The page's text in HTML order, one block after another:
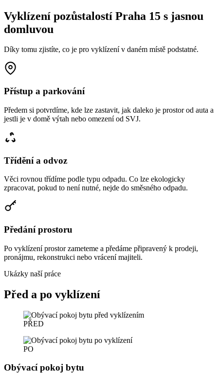
Vyklízení pozůstalostí Praha 15 s jasnou
domluvou
Díky tomu zjistíte, co je pro vyklízení v daném místě podstatné.
Přístup a parkování
Předem si potvrdíme, kde lze zastavit, jak daleko je prostor od auta a
jestli je v domě výtah nebo omezení od SVJ.
Třídění a odvoz
Věci rovnou třídíme podle typu odpadu. Co lze ekologicky
zpracovat, pokud to není nutné, nejde do směsného odpadu.
Předání prostoru
Po vyklízení prostor zameteme a předáme připravený k prodeji,
pronájmu, rekonstrukci nebo vrácení majiteli.
Ukázky naší práce
Před a po vyklízení
PŘED
PO
Obývací pokoj bytu